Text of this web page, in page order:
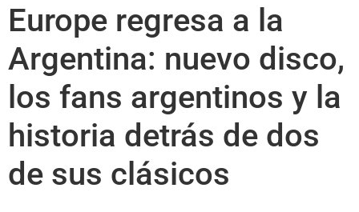
Europe regresa a la
Argentina: nuevo disco,
los fans argentinos y la
historia detrás de dos
de sus clásicos